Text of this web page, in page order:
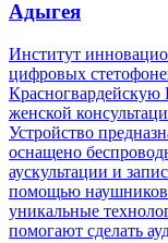
Адыгея
Институт
цифровых
Красногвардейскую
женской
Устройство
оснащено
аускультации и
помощью наушников
уникальные
помогают сделать